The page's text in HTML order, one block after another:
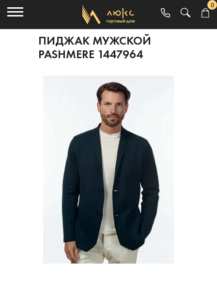
0
ПИДЖАК МУЖСКОЙ
PASHMERE 1447964